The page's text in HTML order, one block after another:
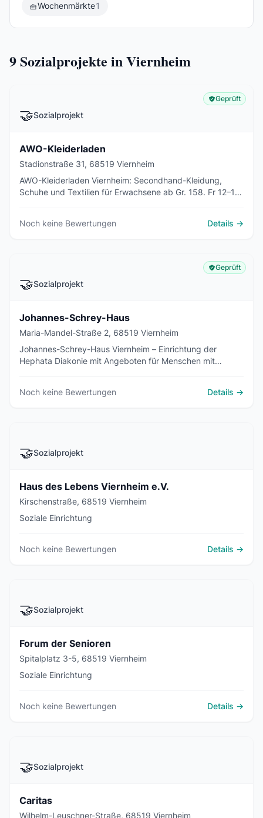
🧺Wochenmärkte1
9Sozialprojekte in Viernheim
🤝Sozialprojekt
Geprüft
AWO-Kleiderladen
Stadionstraße 31, 68519 Viernheim
AWO-Kleiderladen Viernheim: Secondhand-Kleidung,
Schuhe und Textilien für Erwachsene ab Gr. 158. Fr 12–15
Noch keine Bewertungen Details →
🤝Sozialprojekt
Geprüft
Johannes-Schrey-Haus
Maria-Mandel-Straße 2, 68519 Viernheim
Johannes-Schrey-Haus Viernheim – Einrichtung der
Hephata Diakonie mit Angeboten für Menschen mit
Noch keine Bewertungen Details →
🤝Sozialprojekt
Haus des Lebens Viernheim e.V.
Kirschenstraße, 68519 Viernheim
Soziale Einrichtung
Noch keine Bewertungen Details →
🤝Sozialprojekt
Forum der Senioren
Spitalplatz 3-5, 68519 Viernheim
Soziale Einrichtung
Noch keine Bewertungen Details →
🤝Sozialprojekt
Caritas
Wilhelm-Leuschner-Straße, 68519 Viernheim